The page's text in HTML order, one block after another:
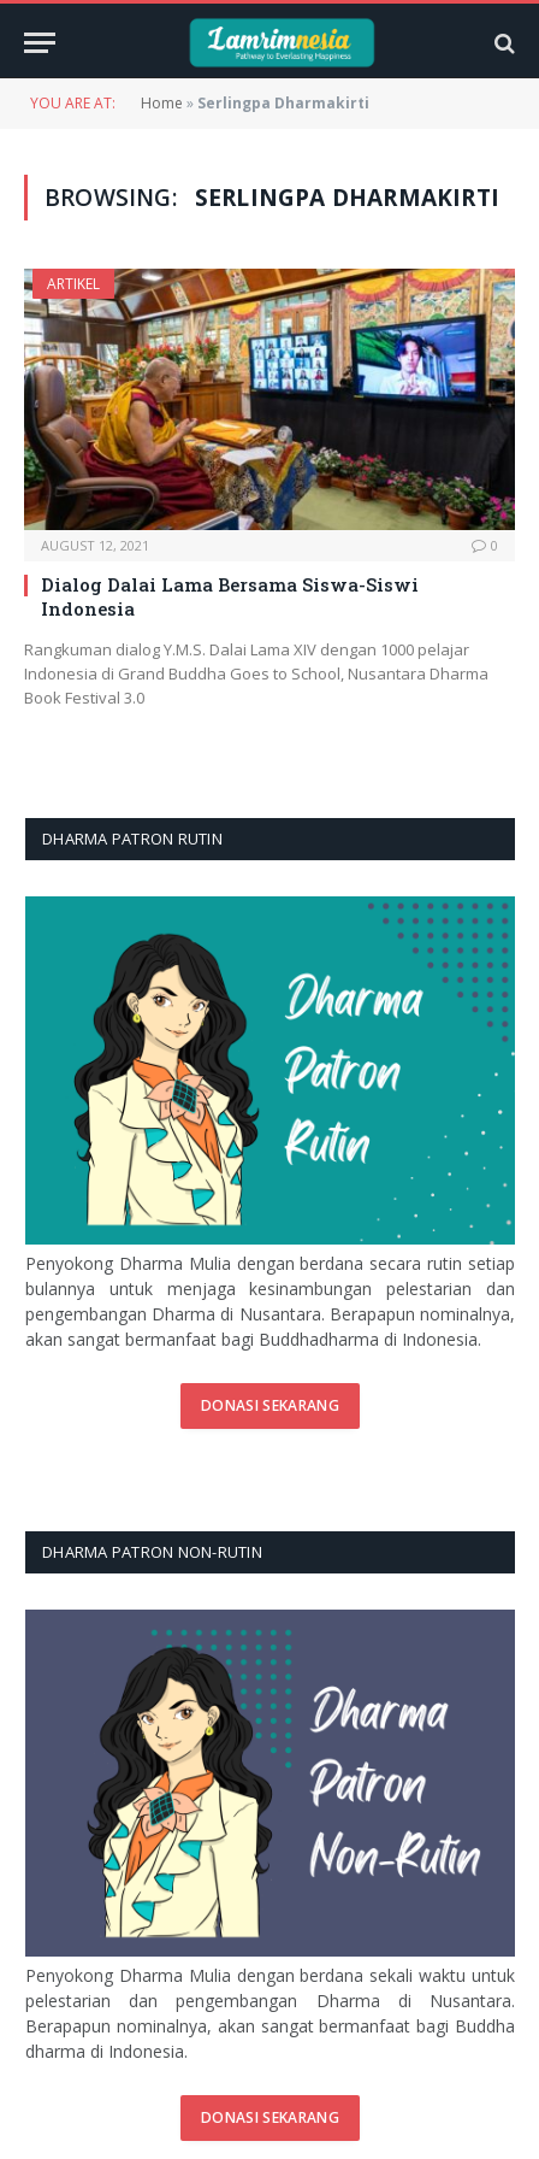
YOU ARE AT: Home » Serlingpa Dharmakirti
BROWSING: SERLINGPA DHARMAKIRTI
ARTIKEL
AUGUST 12, 2021 0
Dialog Dalai Lama Bersama Siswa-Siswi
Indonesia
Rangkuman dialog Y.M.S. Dalai Lama XIV dengan 1000 pelajar
Indonesia di Grand Buddha Goes to School, Nusantara Dharma
Book Festival 3.0
DHARMA PATRON RUTIN
Penyokong Dharma Mulia dengan berdana secara rutin setiap
bulannya untuk menjaga kesinambungan pelestarian dan
pengembangan Dharma di Nusantara. Berapapun nominalnya,
akan sangat bermanfaat bagi Buddhadharma di Indonesia.
DONASI SEKARANG
DHARMA PATRON NON-RUTIN
Penyokong Dharma Mulia dengan berdana sekali waktu untuk
pelestarian dan pengembangan Dharma di Nusantara.
Berapapun nominalnya, akan sangat bermanfaat bagi Buddha
dharma di Indonesia.
DONASI SEKARANG